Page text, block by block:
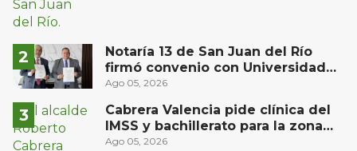
Notaría 13 de San Juan del Río
firmó convenio con Universidad
Privada del Bajío para recibir
Ago 05, 2026
Cabrera Valencia pide clínica del
IMSS y bachillerato para la zona
oriente de San Juan del Río
Ago 05, 2026